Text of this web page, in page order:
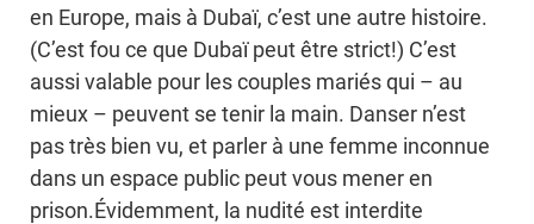
en Europe, mais à Dubaï, c’est une autre histoire.
(C’est fou ce que Dubaï peut être strict!) C’est
aussi valable pour les couples mariés qui – au
mieux – peuvent se tenir la main. Danser n’est
pas très bien vu, et parler à une femme inconnue
dans un espace public peut vous mener en
prison.Évidemment, la nudité est interdite